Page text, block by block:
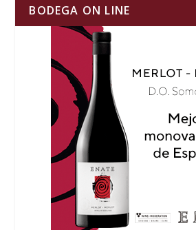
BODEGA ON LINE